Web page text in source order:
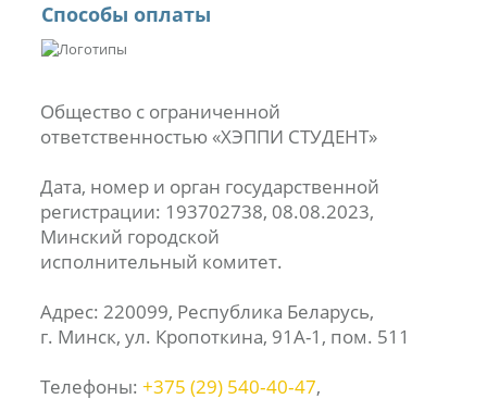
Способы оплаты
Общество с ограниченной
ответственностью «ХЭППИ СТУДЕНТ»
Дата, номер и орган государственной
регистрации: 193702738, 08.08.2023,
Минский городской
исполнительный комитет.
Адрес: 220099, Республика Беларусь,
г. Минск, ул. Кропоткина, 91А-1, пом. 511
Телефоны: +375 (29) 540‑40‑47,